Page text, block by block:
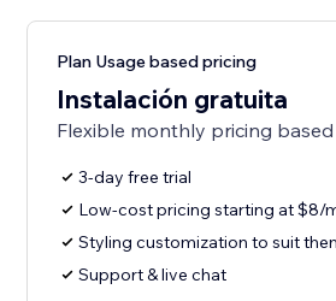
Plan Usage based pricing
Instalación gratuita
Flexible monthly pricing
3-day free trial
Low-cost pricing starting at $8/
Styling customization to suit
Support & live chat